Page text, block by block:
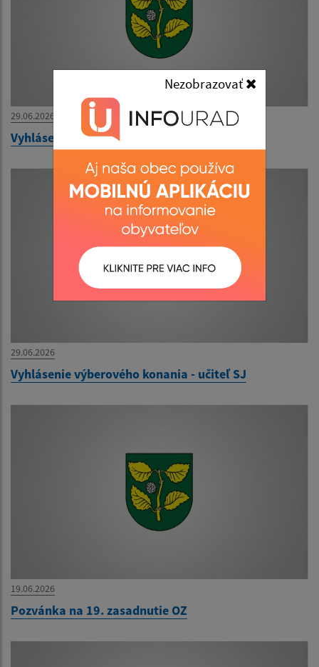
Nezobrazovať
29.06.2026
Vyhlásenie výberového konania - učiteľ AJ
29.06.2026
Vyhlásenie výberového konania - učiteľ SJ
19.06.2026
Pozvánka na 19. zasadnutie OZ